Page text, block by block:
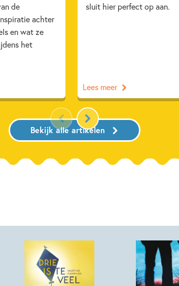
de
achter
en wat ze
het
sluit hier perfect op aan.
Lees meer
Bekijk alle artikelen